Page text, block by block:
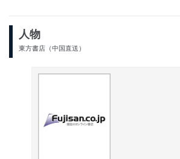
人物
東方書店（中国直送）